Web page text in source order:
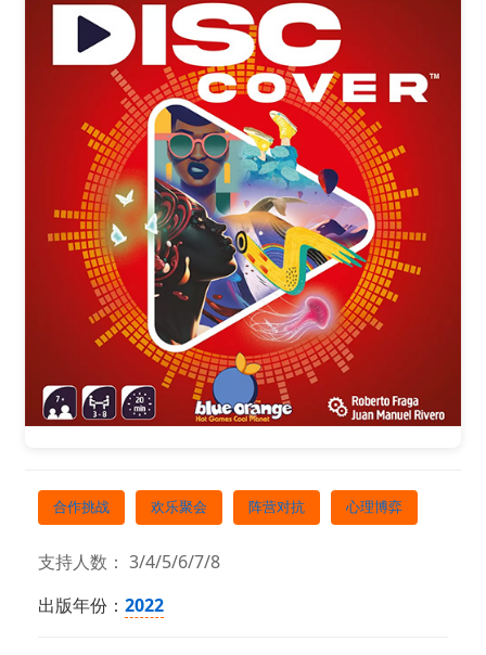
合作挑战 欢乐聚会 阵营对抗 心理博弈
支持人数： 3/4/5/6/7/8
出版年份： 2022